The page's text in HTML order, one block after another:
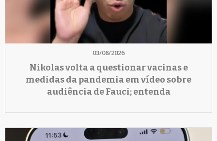
03/08/2026
Nikolas volta a questionar vacinas e
medidas da pandemia em vídeo sobre
audiência de Fauci; entenda